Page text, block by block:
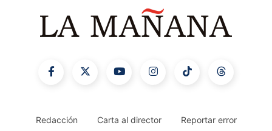
Redacción Carta al director Reportar error